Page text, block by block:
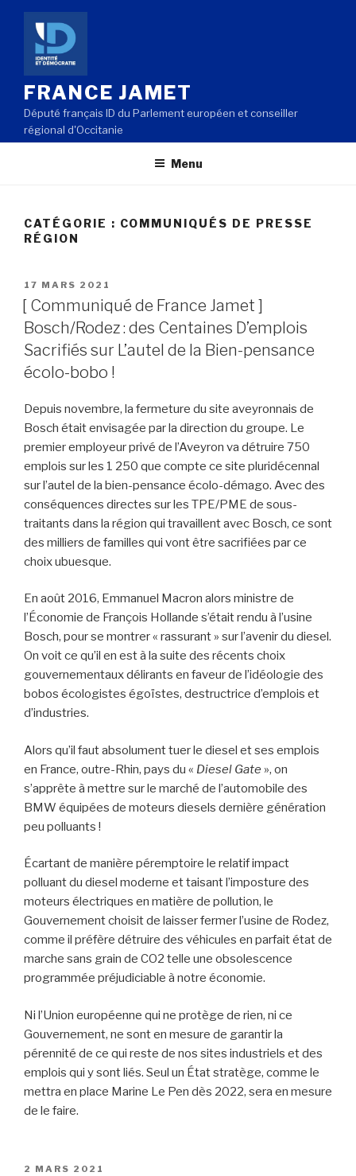
Aller
contenu
principal
FRANCE JAMET
Député français ID du Parlement européen et conseiller
régional d'Occitanie
Menu
CATÉGORIE : COMMUNIQUÉS DE PRESSE
RÉGION
PUBLIÉ
LE
17 MARS 2021
[ Communiqué de France Jamet ]
Bosch/Rodez : des Centaines D’emplois
Sacrifiés sur L’autel de la Bien-pensance
écolo-bobo !
Depuis novembre, la fermeture du site aveyronnais de
Bosch était envisagée par la direction du groupe. Le
premier employeur privé de l’Aveyron va détruire 750
emplois sur les 1 250 que compte ce site pluridécennal
sur l’autel de la bien-pensance écolo-démago. Avec des
conséquences directes sur les TPE/PME de sous-
traitants dans la région qui travaillent avec Bosch, ce sont
des milliers de familles qui vont être sacrifiées par ce
choix ubuesque.
En août 2016, Emmanuel Macron alors ministre de
l’Économie de François Hollande s’était rendu à l’usine
Bosch, pour se montrer « rassurant » sur l’avenir du diesel.
On voit ce qu’il en est à la suite des récents choix
gouvernementaux délirants en faveur de l’idéologie des
bobos écologistes égoïstes, destructrice d’emplois et
d’industries.
Alors qu’il faut absolument tuer le diesel et ses emplois
en France, outre-Rhin, pays du « Diesel Gate », on
s’apprête à mettre sur le marché de l’automobile des
BMW équipées de moteurs diesels dernière génération
peu polluants !
Écartant de manière péremptoire le relatif impact
polluant du diesel moderne et taisant l’imposture des
moteurs électriques en matière de pollution, le
Gouvernement choisit de laisser fermer l’usine de Rodez,
comme il préfère détruire des véhicules en parfait état de
marche sans grain de CO2 telle une obsolescence
programmée préjudiciable à notre économie.
Ni l’Union européenne qui ne protège de rien, ni ce
Gouvernement, ne sont en mesure de garantir la
pérennité de ce qui reste de nos sites industriels et des
emplois qui y sont liés. Seul un État stratège, comme le
mettra en place Marine Le Pen dès 2022, sera en mesure
de le faire.
PUBLIÉ
2 MARS 2021